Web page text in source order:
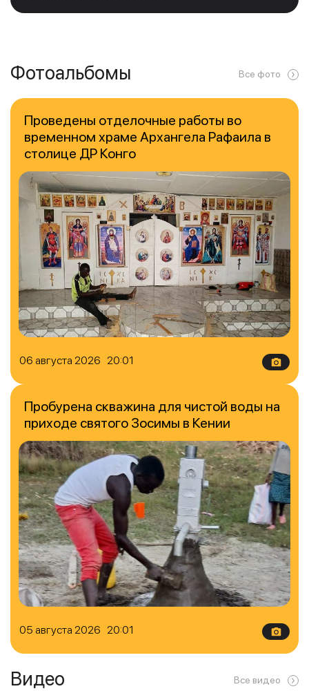
Фотоальбомы Все фото
06 августа 2026 20:01
Проведены отделочные работы во
временном храме Архангела Рафаила в
столице ДР Конго
05 августа 2026 20:01
Пробурена скважина для чистой воды на
приходе святого Зосимы в Кении
Видео Все видео